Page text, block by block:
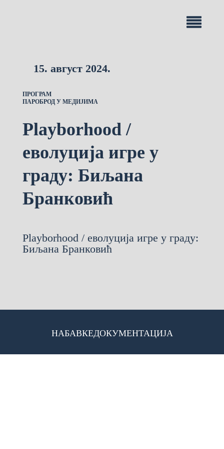
15. август 2024.
ПРОГРАМ
ПАРОБРОД У МЕДИЈИМА
Playborhood /
еволуција игре у
граду: Биљана
Бранковић
Playborhood / еволуција игре у граду:
Биљана Бранковић
НАБАВКЕДОКУМЕНТАЦИЈА